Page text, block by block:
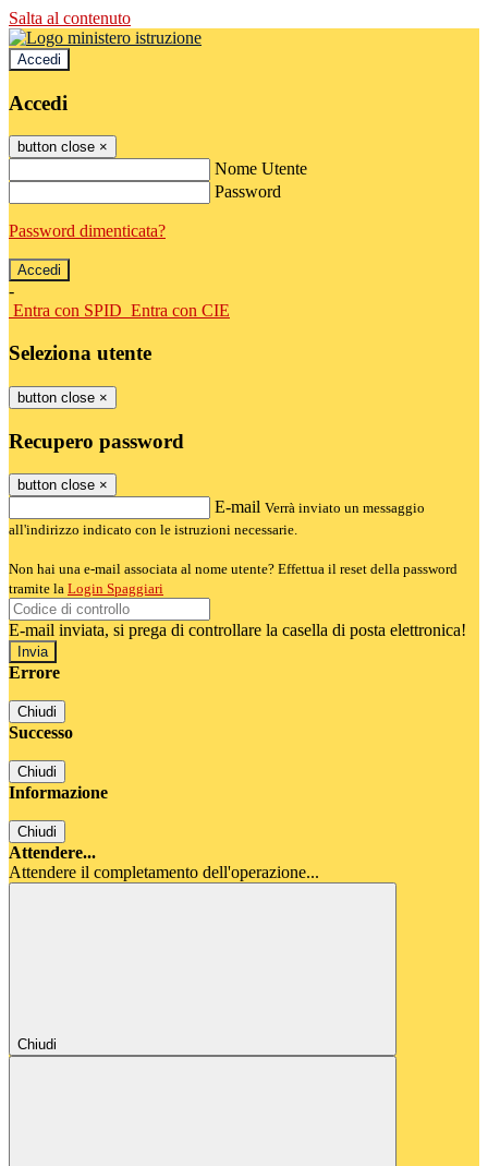
Salta al contenuto
Accedi
Accedi
button close ×
Nome Utente
Password
Password dimenticata?
-
Entra con SPID Entra con CIE
Seleziona utente
button close ×
Recupero password
button close ×
E-mail Verrà inviato un messaggio
all'indirizzo indicato con le istruzioni necessarie.
Non hai una e-mail associata al nome utente? Effettua il reset della password
tramite la Login Spaggiari
E-mail inviata, si prega di controllare la casella di posta elettronica!
Errore
Chiudi
Successo
Chiudi
Informazione
Chiudi
Attendere...
Attendere il completamento dell'operazione...
Chiudi